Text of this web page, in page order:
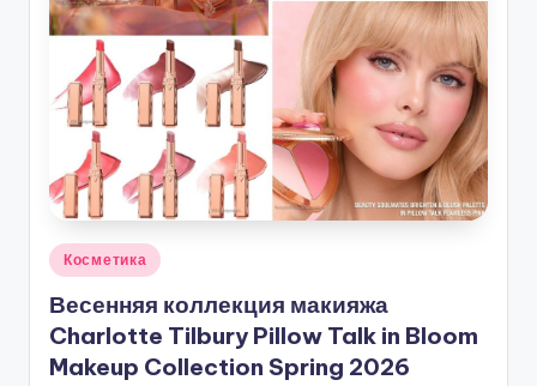
Опубликовано
Косметика
Весенняя коллекция макияжа
Charlotte Tilbury Pillow Talk in Bloom
Makeup Collection Spring 2026